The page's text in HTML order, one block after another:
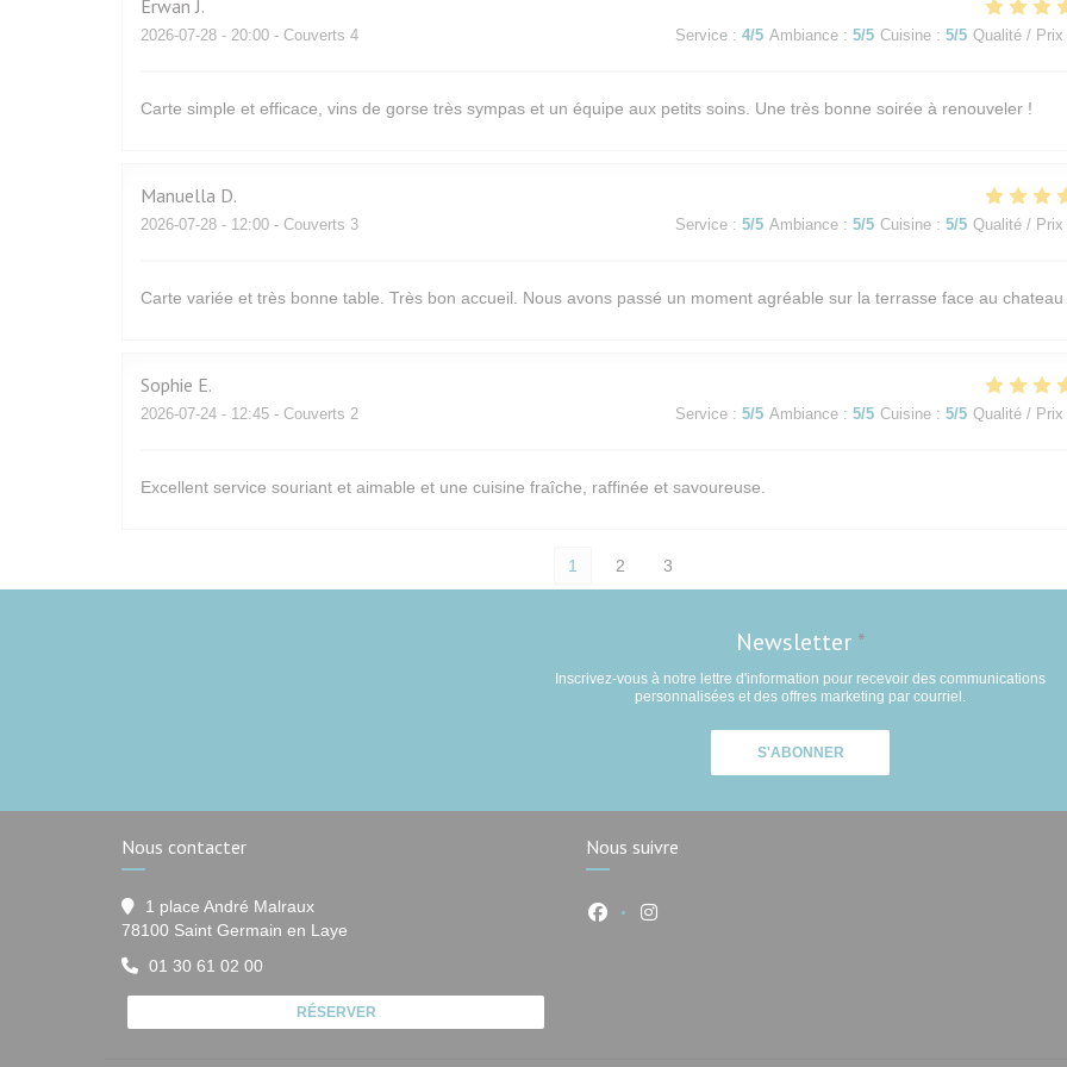
Erwan J
2026-07-28 - 20:00 - Couverts 4 Service : 4/5 Ambiance : 5/5 Cuisine : 5/5 Qualité / Prix
Carte simple et efficace, vins de gorse très sympas et un équipe aux petits soins. Une très bonne soirée à renouveler !
Manuella D
2026-07-28 - 12:00 - Couverts 3 Service : 5/5 Ambiance : 5/5 Cuisine : 5/5 Qualité / Prix
Carte variée et très bonne table. Très bon accueil. Nous avons passé un moment agréable sur la terrasse face au chateau
Sophie E
2026-07-24 - 12:45 - Couverts 2 Service : 5/5 Ambiance : 5/5 Cuisine : 5/5 Qualité / Prix
Excellent service souriant et aimable et une cuisine fraîche, raffinée et savoureuse.
1 2 3
Newsletter *
Inscrivez-vous à notre lettre d'information pour recevoir des communications
personnalisées et des offres marketing par courriel.
S'ABONNER
Nous contacter
1 place André Malraux
78100 Saint Germain en Laye
01 30 61 02 00
RÉSERVER
Nous suivre
Facebook ((ouvre une nouvelle fenêtre))
Instagram ((ouvre une nouvelle fenêtre))